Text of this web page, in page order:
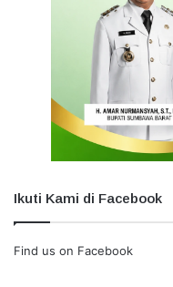
Ikuti Kami di Facebook
Find us on Facebook